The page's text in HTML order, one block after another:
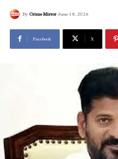
By Crime Mirror June 18, 2026
Facebook X